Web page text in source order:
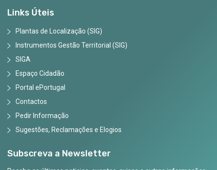
Links Úteis
Plantas de Localização (SIG)
Instrumentos Gestão Territorial (SIG)
SIGA
Espaço Cidadão
Portal ePortugal
Contactos
Pedir Informação
Sugestões, Reclamações e Elogios
Subscreva a Newsletter